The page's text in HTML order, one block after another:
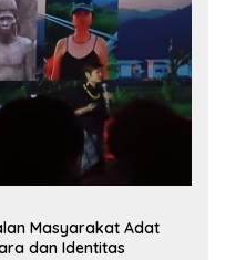
Masyarakat Adat
dan Identitas